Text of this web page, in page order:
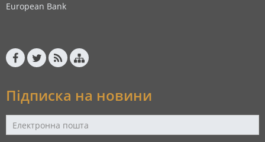
European Bank
Підписка на новини